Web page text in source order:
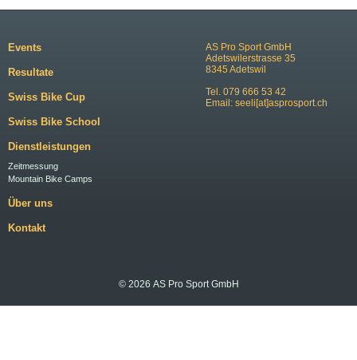
AS Pro Sport GmbH
Adetswilerstrasse 35
8345 Adetswil
Tel. 079 666 53 42
Email: seeli[at]asprosport.ch
Events
Resultate
Swiss Bike Cup
Swiss Bike School
Dienstleistungen
Zeitmessung
Mountain Bike Camps
Über uns
Kontakt
© 2026 AS Pro Sport GmbH